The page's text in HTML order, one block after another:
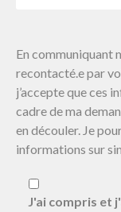
En communiquant
recontacté.e par
j’accepte que ces
cadre de ma
en découler. Je
informations sur
J'ai compris et